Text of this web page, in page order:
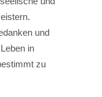
und
in
zu